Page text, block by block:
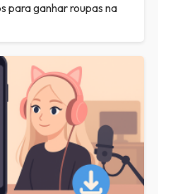
para ganhar roupas na